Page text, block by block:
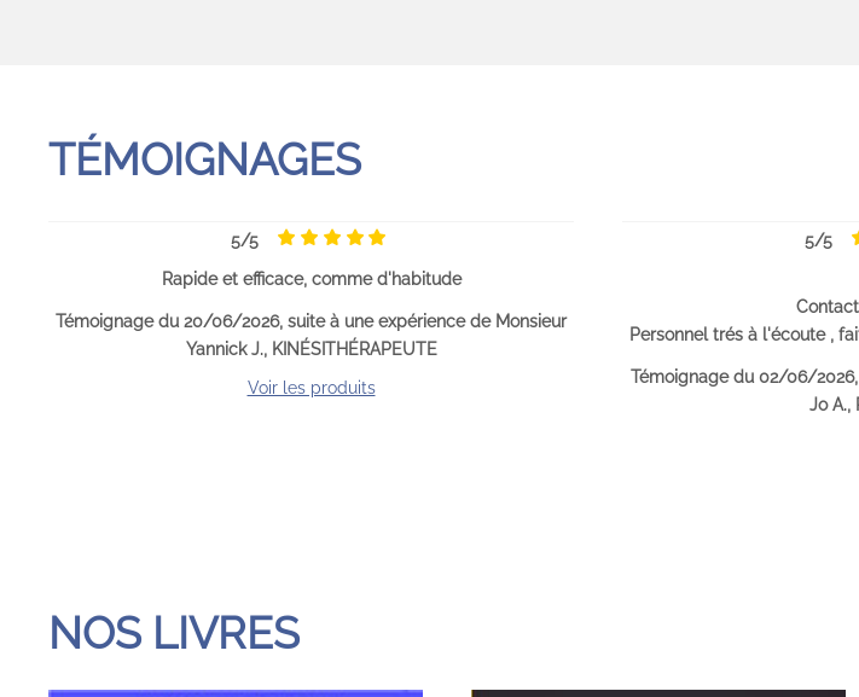
TÉMOIGNAGES
5/5
Rapide et efficace, comme d'habitude
Témoignage du 20/06/2026, suite à une expérience de Monsieur
Yannick J., KINÉSITHÉRAPEUTE
Voir les produits
5/5
Personnel trés à l'écoute ,
Témoignage du 02/06/
Jo A.,
NOS LIVRES